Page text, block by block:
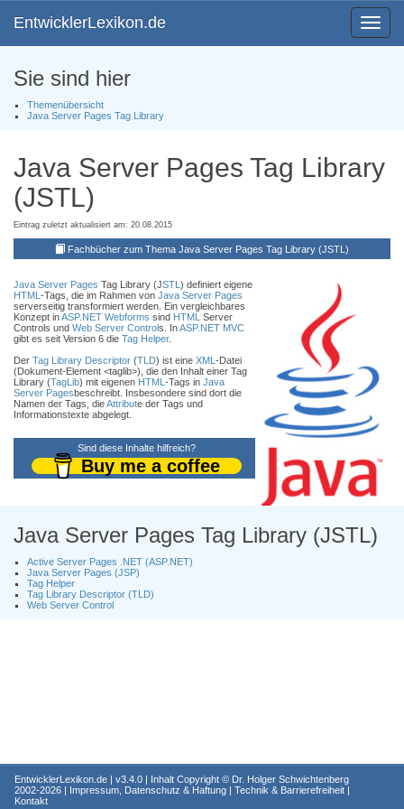
Toggle
EntwicklerLexikon.de
Sie sind hier
Themenübersicht
Java Server Pages Tag Library
Java Server Pages Tag Library
(JSTL)
Eintrag zuletzt aktualisiert am: 20.08.2015
Fachbücher zum Thema Java Server Pages Tag Library (JSTL)
Java Server Pages Tag Library (JSTL ) definiert eigene
HTML -Tags, die im Rahmen von Java Server Pages
serverseitig transformiert werden. Ein vergleichbares
Konzept inASP.NET Webforms sind HTML Server
Controls und Web Server Controls. InASP.NET MVC
gibt es seit Version 6 die Tag Helper.
Der Tag Library Descriptor (TLD) ist eine XML -Datei
(Dokument-Element <taglib>), die den Inhalt einer Tag
Library (TagLib) mit eigenen HTML -Tags in Java
Server Pagesbeschreibt. Insbesondere sind dort die
Namen der Tags, dieAttribute der Tags und
Informationstexte abgelegt.
Sind diese Inhalte hilfreich?
Buy me a coffee
Java Server Pages Tag Library (JSTL)
Active Server Pages .NET (ASP.NET)
Java Server Pages (JSP)
Tag Helper
Tag Library Descriptor (TLD)
Web Server Control
EntwicklerLexikon.de | v3.4.0 | Inhalt Copyright © Dr. Holger Schwichtenberg
2002-2026 | Impressum, Datenschutz & Haftung | Technik & Barrierefreiheit |
Kontakt